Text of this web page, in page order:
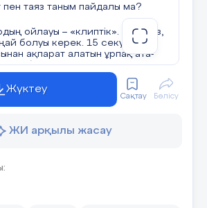
пен таяз таным пайдалы ма?
ойлауы – «клиптік». Бәрі тез,
болуы керек. 15 секундтық
ақпарат алатын ұрпақ ата-
бойы жинаған даналық
дастандарын тыңдауға төзімі
оқулықтан ғана білеміз,
сезінбейміз. Өткеннің
адам болашақтың картасын
бірдей. Тамыры жоқ ағаш
өткеннің алтын көпірі қалай
Жүктеу
Сақтау Бөлісу
ЖИ арқылы жасау